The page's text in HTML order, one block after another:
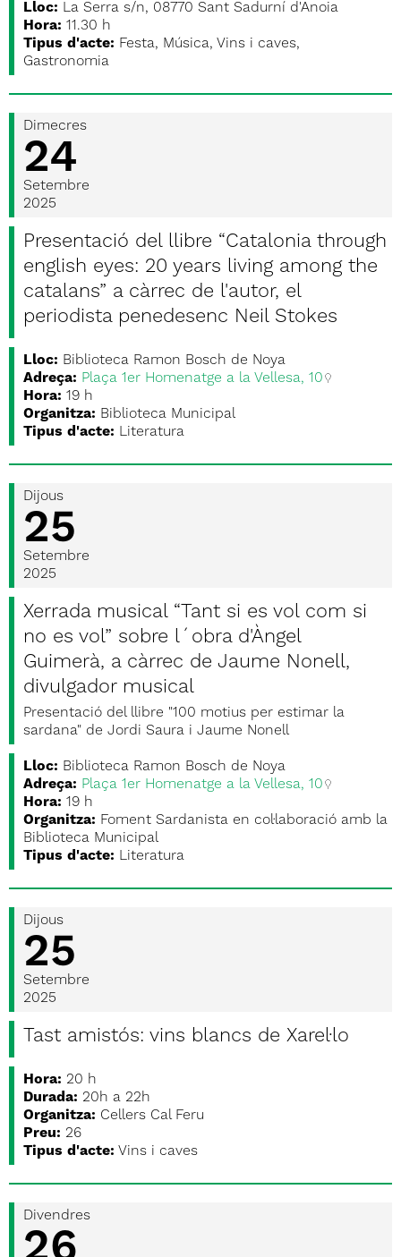
Lloc: La Serra s/n, 08770 Sant Sadurní d'Anoia
Hora: 11.30 h
Tipus d'acte: Festa, Música, Vins i caves,
Gastronomia
Dimecres
24
Setembre
2025
Presentació del llibre “Catalonia through
english eyes: 20 years living among the
catalans” a càrrec de l'autor, el
periodista penedesenc Neil Stokes
Lloc: Biblioteca Ramon Bosch de Noya
Adreça: Plaça 1er Homenatge a la Vellesa, 10
Hora: 19 h
Organitza: Biblioteca Municipal
Tipus d'acte: Literatura
Dijous
25
Setembre
2025
Xerrada musical “Tant si es vol com si
no es vol” sobre l´obra d'Àngel
Guimerà, a càrrec de Jaume Nonell,
divulgador musical
Presentació del llibre "100 motius per estimar la
sardana" de Jordi Saura i Jaume Nonell
Lloc: Biblioteca Ramon Bosch de Noya
Adreça: Plaça 1er Homenatge a la Vellesa, 10
Hora: 19 h
Organitza: Foment Sardanista en col·laboració amb la
Biblioteca Municipal
Tipus d'acte: Literatura
Dijous
25
Setembre
2025
Tast amistós: vins blancs de Xarel·lo
Hora: 20 h
Durada: 20h a 22h
Organitza: Cellers Cal Feru
Preu: 26
Tipus d'acte: Vins i caves
Divendres